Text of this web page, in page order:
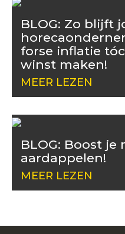
BLOG: Zo blijft
forse inflatie
winst maken!
MEER LEZEN
BLOG: Boost
aardappelen!
MEER LEZEN